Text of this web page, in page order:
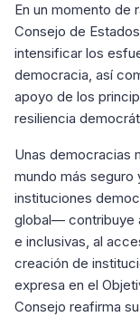
En un momento de
Consejo de
intensificar los
democracia, así
apoyo de los
resiliencia
Unas democracias
mundo más seguro
instituciones
global— contribuye
e inclusivas, al
creación de
expresa en el
Consejo reafirma